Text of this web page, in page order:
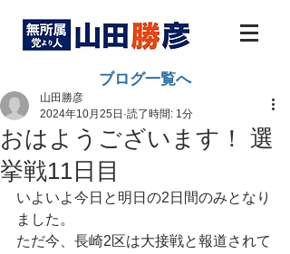
ブログ一覧へ
おはようございます！ 選
挙戦11日目
山田勝彦
2024年10月25日 読了時間: 1分
いよいよ今日と明日の2日間のみとなり
ました。
ただ今、長崎2区は大接戦と報道されて